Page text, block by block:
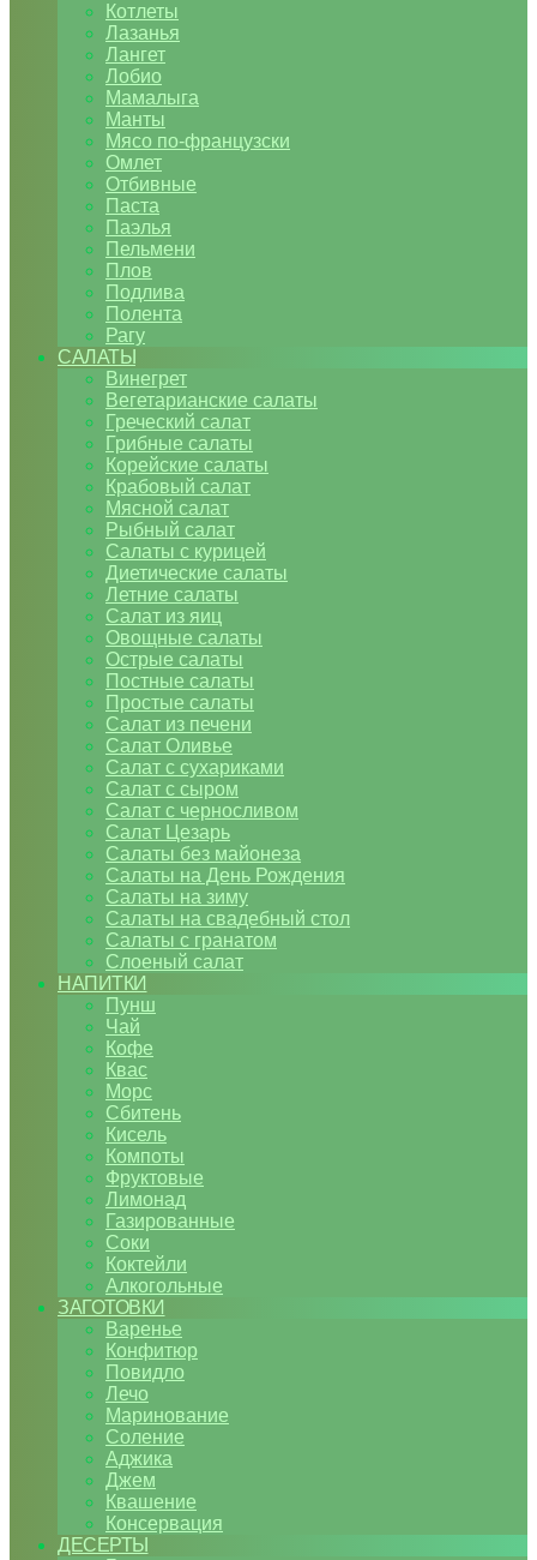
Котлеты
Лазанья
Лангет
Лобио
Мамалыга
Манты
Мясо по-французски
Омлет
Отбивные
Паста
Паэлья
Пельмени
Плов
Подлива
Полента
Рагу
САЛАТЫ
Винегрет
Вегетарианские салаты
Греческий салат
Грибные салаты
Корейские салаты
Крабовый салат
Мясной салат
Рыбный салат
Салаты с курицей
Диетические салаты
Летние салаты
Салат из яиц
Овощные салаты
Острые салаты
Постные салаты
Простые салаты
Салат из печени
Салат Оливье
Салат с сухариками
Салат с сыром
Салат с черносливом
Салат Цезарь
Салаты без майонеза
Салаты на День Рождения
Салаты на зиму
Салаты на свадебный стол
Салаты с гранатом
Слоеный салат
НАПИТКИ
Пунш
Чай
Кофе
Квас
Морс
Сбитень
Кисель
Компоты
Фруктовые
Лимонад
Газированные
Соки
Коктейли
Алкогольные
ЗАГОТОВКИ
Варенье
Конфитюр
Повидло
Лечо
Маринование
Соление
Аджика
Джем
Квашение
Консервация
ДЕСЕРТЫ